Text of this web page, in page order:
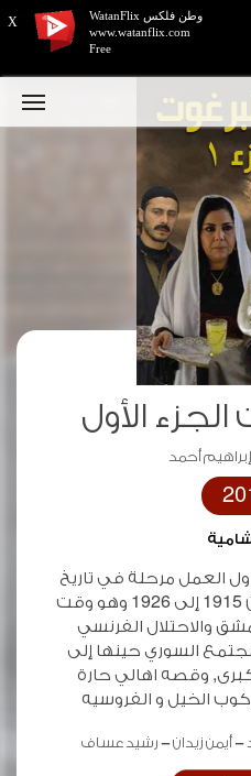
الأول
أحمد
العمل مرحلة في تاريخ
المجتمع السوري فيما بين 1915 إلى 1926 وهو وقت
والاحتلال الفرنسي
السوري حينها إلى
وقصه اهالي حارة
الخيل و الفروسيه
أيمن زيدان رشيد عساف
X
وطن فلكس WatanFlix
www.watanflix.com
Free